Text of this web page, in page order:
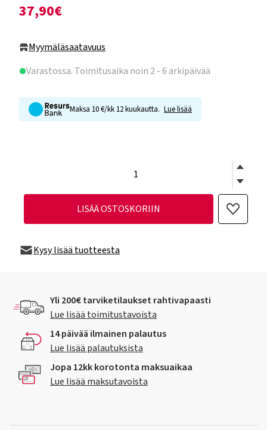
37,90€
Myymäläsaatavuus
Varastossa. Toimitusaika noin 2 - 6 arkipäivää
Maksa 10 €/kk 12 kuukautta. Lue lisää
LISÄÄ OSTOSKORIIN
Kysy lisää tuotteesta
Yli 200€ tarviketilaukset rahtivapaasti
Lue lisää toimitustavoista
14 päivää ilmainen palautus
Lue lisää palautuksista
Jopa 12kk korotonta maksuaikaa
Lue lisää maksutavoista